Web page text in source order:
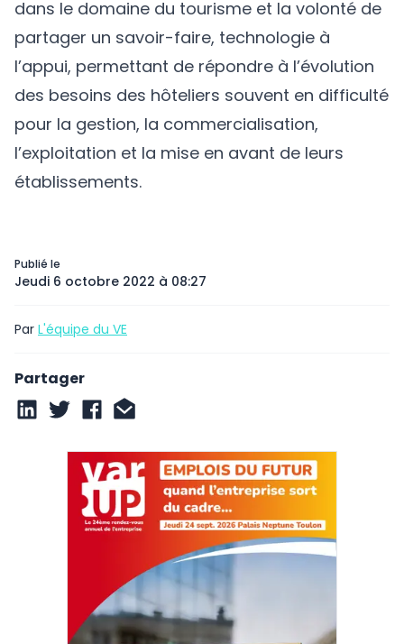
Publié le
Jeudi 6 octobre 2022 à 08:27
Par L'équipe du VE
Partager
dans le domaine du tourisme et la volonté de
partager un savoir-faire, technologie à
l’appui, permettant de répondre à l’évolution
des besoins des hôteliers souvent en difficulté
pour la gestion, la commercialisation,
l’exploitation et la mise en avant de leurs
établissements.